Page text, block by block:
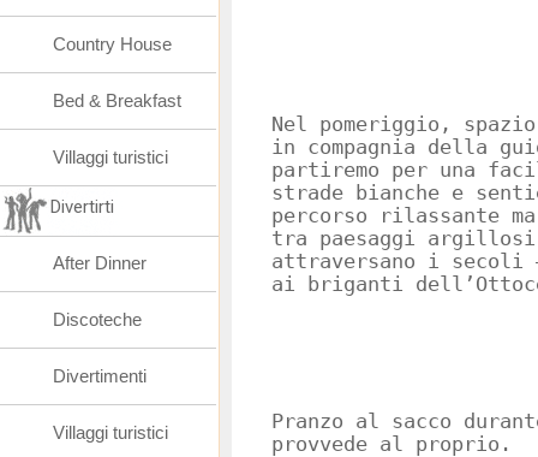
Nel pomeriggio,
in compagnia della
partiremo per una
strade bianche e
percorso rilassante
tra paesaggi
attraversano i
ai briganti
Pranzo al sacco
provvede al proprio.
Country House
Bed & Breakfast
Villaggi turistici
Divertirti
After Dinner
Discoteche
Divertimenti
Villaggi turistici